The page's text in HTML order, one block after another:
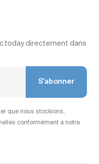
directement dans
S'abonner
que nous stockions,
conformément à notre